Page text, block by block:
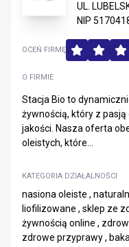
UL.
NIP
O FIRMIE
Stacja Bio to
żywnością, który z
jakości. Nasza oferta
oleistych, które...
KATEGORIA DZIAŁALNOŚCI
nasiona oleiste ,
liofilizowane , sklep ze
żywnością online ,
zdrowe przyprawy ,
OCEŃ FIRMĘ